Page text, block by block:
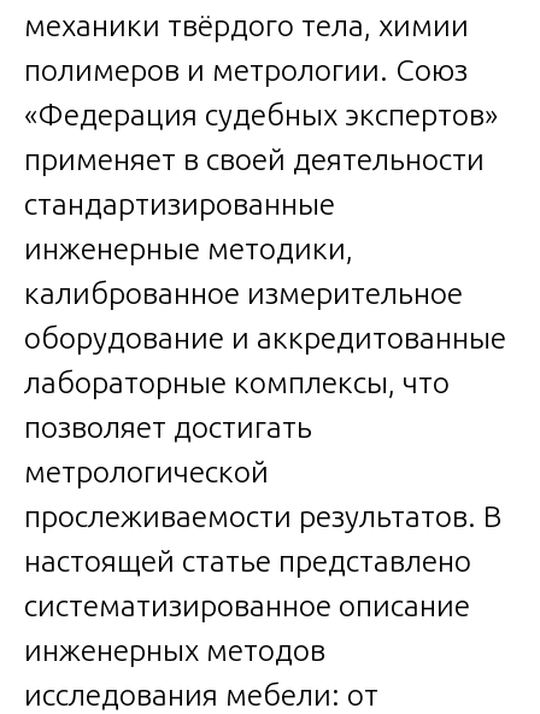
механики твёрдого тела, химии
полимеров и метрологии. Союз
«Федерация судебных экспертов»
применяет в своей деятельности
стандартизированные
инженерные методики,
калиброванное измерительное
оборудование и аккредитованные
лабораторные комплексы, что
позволяет достигать
метрологической
прослеживаемости результатов. В
настоящей статье представлено
систематизированное описание
инженерных методов
исследования мебели: от